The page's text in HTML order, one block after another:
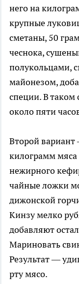
него на
крупные
сметаны, 50
чеснока,
полукольцами,
майонезом,
специи. В таком
около пяти
Второй
килограмм мяса
нежирного
чайные ложки
дижонской
Кинзу мелко
добавляют
Мариновать
Результат —
рту мясо.